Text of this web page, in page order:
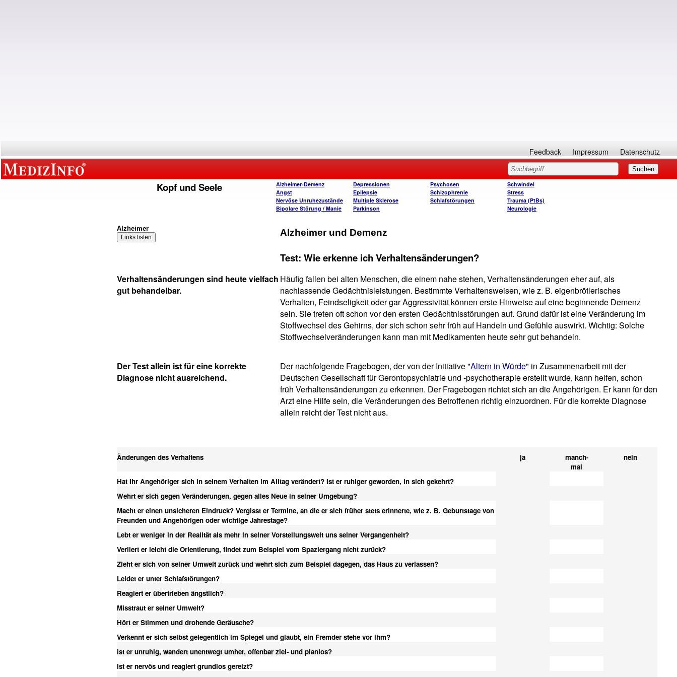
Feedback Impressum Datenschutz
Kopf und Seele
Alzheimer-Demenz
Angst
Nervöse Unruhezustände
Bipolare Störung / Manie
Depressionen
Epilepsie
Multiple Sklerose
Parkinson
Psychosen
Schizophrenie
Schlafstörungen
Schwindel
Stress
Trauma (PtBs)
Neurologie
Alzheimer Alzheimer und Demenz
Test: Wie erkenne ich Verhaltensänderungen?
Verhaltensänderungen sind heute vielfach
gut behandelbar.
Häufig fallen bei alten Menschen, die einem nahe stehen, Verhaltensänderungen eher auf, als
nachlassende Gedächtnisleistungen. Bestimmte Verhaltensweisen, wie z. B. eigenbrötlerisches
Verhalten, Feindseligkeit oder gar Aggressivität können erste Hinweise auf eine beginnende Demenz
sein. Sie treten oft schon vor den ersten Gedächtnisstörungen auf. Grund dafür ist eine Veränderung im
Stoffwechsel des Gehirns, der sich schon sehr früh auf Handeln und Gefühle auswirkt. Wichtig: Solche
Stoffwechselveränderungen kann man mit Medikamenten heute sehr gut behandeln.
Der Test allein ist für eine korrekte
Diagnose nicht ausreichend.
Der nachfolgende Fragebogen, der von der Initiative "Altern in Würde" in Zusammenarbeit mit der
Deutschen Gesellschaft für Gerontopsychiatrie und -psychotherapie erstellt wurde, kann helfen, schon
früh Verhaltensänderungen zu erkennen. Der Fragebogen richtet sich an die Angehörigen. Er kann für den
Arzt eine Hilfe sein, die Veränderungen des Betroffenen richtig einzuordnen. Für die korrekte Diagnose
allein reicht der Test nicht aus.
Änderungen des Verhaltens ja
manch-
mal
nein
Hat Ihr Angehöriger sich in seinem Verhalten im Alltag verändert? Ist er ruhiger geworden, in sich gekehrt?
Wehrt er sich gegen Veränderungen, gegen alles Neue in seiner Umgebung?
Macht er einen unsicheren Eindruck? Vergisst er Termine, an die er sich früher stets erinnerte, wie z. B. Geburtstage von
Freunden und Angehörigen oder wichtige Jahrestage?
Lebt er weniger in der Realität als mehr in seiner Vorstellungswelt uns seiner Vergangenheit?
Verliert er leicht die Orientierung, findet zum Beispiel vom Spaziergang nicht zurück?
Zieht er sich von seiner Umwelt zurück und wehrt sich zum Beispiel dagegen, das Haus zu verlassen?
Leidet er unter Schlafstörungen?
Reagiert er übertrieben ängstlich?
Misstraut er seiner Umwelt?
Hört er Stimmen und drohende Geräusche?
Verkennt er sich selbst gelegentlich im Spiegel und glaubt, ein Fremder stehe vor ihm?
Ist er unruhig, wandert unentwegt umher, offenbar ziel- und planlos?
Ist er nervös und reagiert grundlos gereizt?